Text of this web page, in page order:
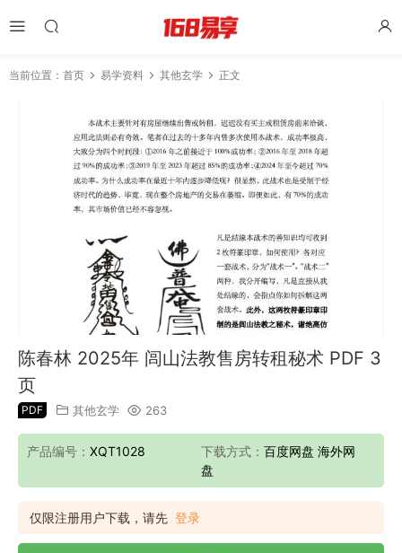
当前位置： 首页 易学资料 其他玄学 正文
陈春林 2025年 闾山法教售房转租秘术 PDF 3
页
PDF 其他玄学 263
产品编号： XQT1028 下载方式： 百度网盘 海外网
盘
仅限注册用户下载，请先 登录